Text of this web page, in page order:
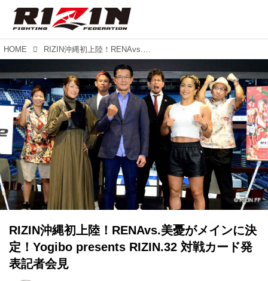
HOME RIZIN沖縄初上陸！RENAvs.美憂がメインに決定！Yogibo presents RIZIN.32 対戦カード発表記者会見
RIZIN沖縄初上陸！RENAvs.美憂がメインに決
定！Yogibo presents RIZIN.32 対戦カード発
表記者会見